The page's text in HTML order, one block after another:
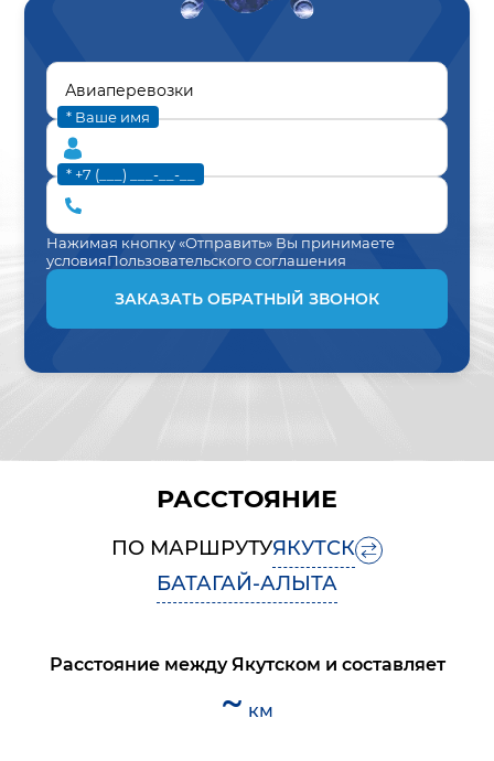
* Ваше имя
* +7 (___) ___-__-__
Нажимая кнопку «Отправить» Вы принимаете
условияПользовательского соглашения
ЗАКАЗАТЬ ОБРАТНЫЙ ЗВОНОК
РАССТОЯНИЕ
ПО МАРШРУТУЯКУТСК
БАТАГАЙ-АЛЫТА
Расстояние междуЯкутском и составляет
~ км